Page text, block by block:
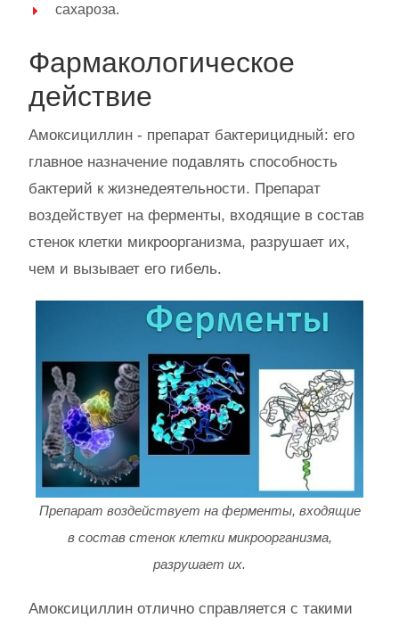
сахароза.
Фармакологическое
действие
Амоксициллин - препарат бактерицидный: его
главное назначение подавлять способность
бактерий к жизнедеятельности. Препарат
воздействует на ферменты, входящие в состав
стенок клетки микроорганизма, разрушает их,
чем и вызывает его гибель.
Препарат воздействует на ферменты, входящие
в состав стенок клетки микроорганизма,
разрушает их.
Амоксициллин отлично справляется с такими